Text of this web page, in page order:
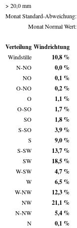
> 20,0 mm
Monat Standard-Abweichung:
Monat Normal Wert:
Verteilung Windrichtung
Windstille 10,8 %
N-NO 0,0 %
NO 0,1 %
O-NO 0,2 %
O 1,1 %
O-SO 1,7 %
SO 1,8 %
S-SO 3,9 %
S 9,0 %
S-SW 13,7 %
SW 18,5 %
W-SW 4,7 %
W 6,5 %
W-NW 12,3 %
NW 21,1 %
N-NW 5,4 %
N 0,1 %